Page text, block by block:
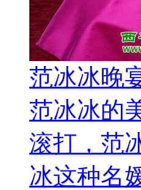
范冰冰晚
范冰冰的
滚打，范
冰这种名